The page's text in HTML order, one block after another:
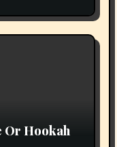
Or Hookah